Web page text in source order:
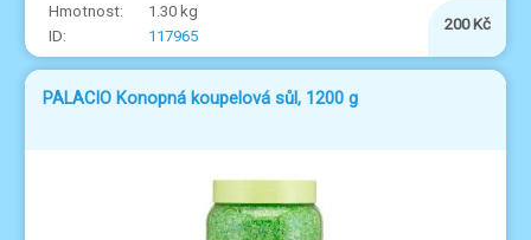
1.30 kg
117965
200 Kč
PALACIO Konopná koupelová sůl, 1200 g